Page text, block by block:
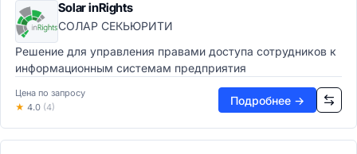
Реляционные СУБД
Графовые БД
In-Memory БД
Системы хранения данных (СХД)
Интеграционные платформы
iPaaS-платформы
Solar inRights
СОЛАР СЕКЬЮРИТИ
Решение для управления правами доступа сотрудников к
информационным системам предприятия
Цена по запросу
★ 4.0 (4)
Подробнее →